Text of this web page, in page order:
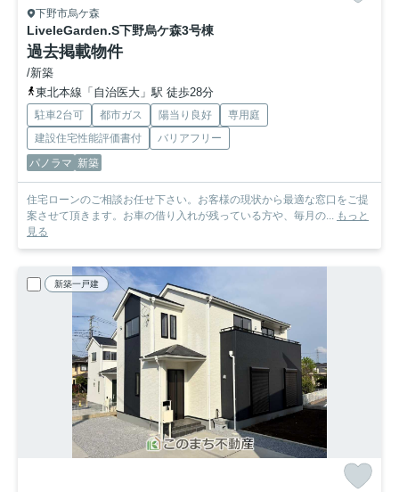
下野市烏ケ森
LiveleGarden.S下野烏ケ森3号棟
過去掲載物件
/新築
東北本線「自治医大」駅 徒歩28分
駐車2台可 都市ガス 陽当り良好
専用庭
建設住宅性能評価書付
バリアフリー
パノラマ 新築
住宅ローンのご相談お任せ下さい。お客様の現状から最適な窓口をご提
案させて頂きます。お車の借り入れが残っている方や、毎月の... もっと
見る
新築一戸建